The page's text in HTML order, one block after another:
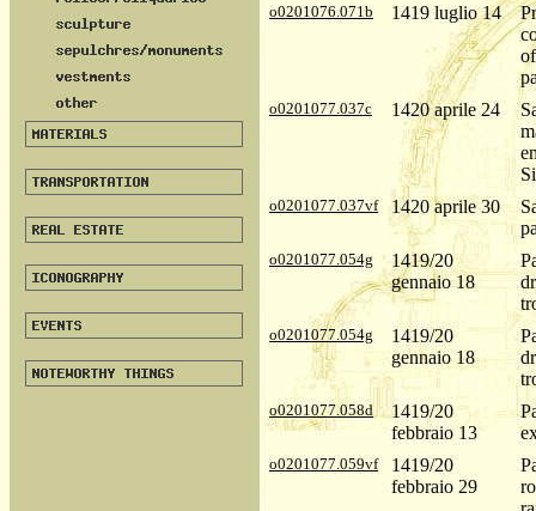
o0201076.071b 1419 luglio 14
o0201077.037c 1420 aprile 24
o0201077.037vf 1420 aprile 30
o0201077.054g
1419/20
gennaio 18
o0201077.054g
1419/20
gennaio 18
o0201077.058d
1419/20
febbraio 13
o0201077.059vf
1419/20
febbraio 29